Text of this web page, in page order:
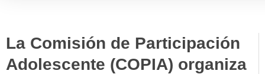
La Comisión de Participación
Adolescente (COPIA) organiza